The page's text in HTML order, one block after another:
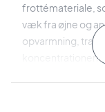
frottémateriale,
væk fra øjne og
opvarmning,
koncentrationen